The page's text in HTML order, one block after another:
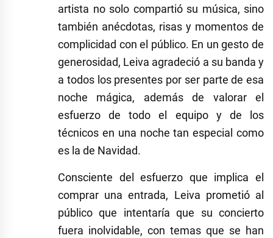
artista no solo compartió su música, sino
también anécdotas, risas y momentos de
complicidad con el público. En un gesto de
generosidad, Leiva agradeció a su banda y
a todos los presentes por ser parte de esa
noche mágica, además de valorar el
esfuerzo de todo el equipo y de los
técnicos en una noche tan especial como
es la de Navidad.
Consciente del esfuerzo que implica el
comprar una entrada, Leiva prometió al
público que intentaría que su concierto
fuera inolvidable, con temas que se han